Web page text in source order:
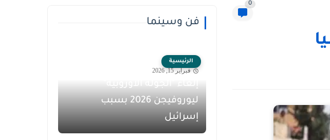
0
فن وسينما
الرئيسية
فبراير 15, 2026
إلغاء "الجولة الأوروبية"
ليوروفيجن 2026 بسبب
إسرائيل